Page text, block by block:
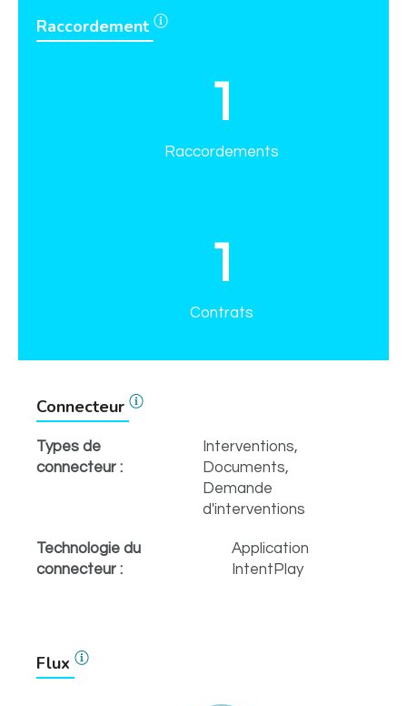
Raccordement
1
Raccordements
1
Contrats
Connecteur
Types de
connecteur :
Interventions,
Documents,
Demande
d'interventions
Technologie du
connecteur :
Application
IntentPlay
Flux